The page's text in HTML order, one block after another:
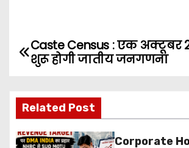
P
s
t
Caste Census : एक अक्टूबर
शुरू होगी जातीय जनगणना
Related Post
Corporate